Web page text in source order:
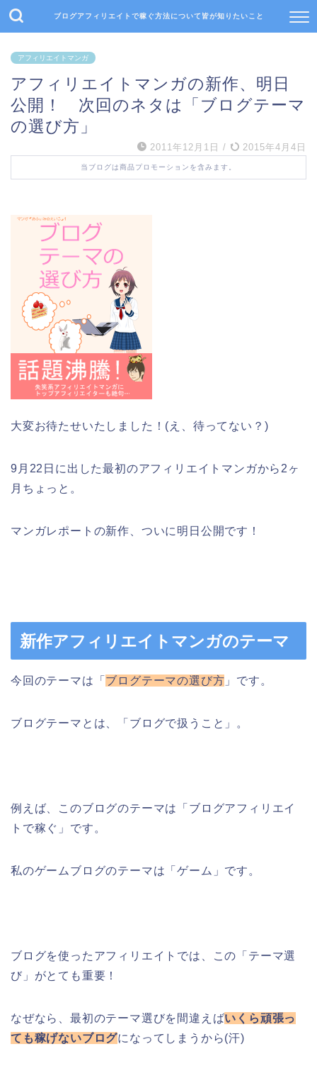
ブログアフィリエイトで稼ぐ方法について皆が知りたいこと
アフィリエイトマンガ
アフィリエイトマンガの新作、明日
公開！ 次回のネタは「ブログテーマ
の選び方」
2011年12月1日 / 2015年4月4日
当ブログは商品プロモーションを含みます。
大変お待たせいたしました！(え、待ってない？)
9月22日に出した最初のアフィリエイトマンガから2ヶ
月ちょっと。
マンガレポートの新作、ついに明日公開です！
新作アフィリエイトマンガのテーマ
今回のテーマは「 ブログテーマの選び方 」です。
ブログテーマとは、「ブログで扱うこと」。
例えば、このブログのテーマは「ブログアフィリエイ
トで稼ぐ」です。
私のゲームブログのテーマは「ゲーム」です。
ブログを使ったアフィリエイトでは、この「テーマ選
び」がとても重要！
なぜなら、最初のテーマ選びを間違えばいくら頑張っ
ても稼げないブログになってしまうから(汗)